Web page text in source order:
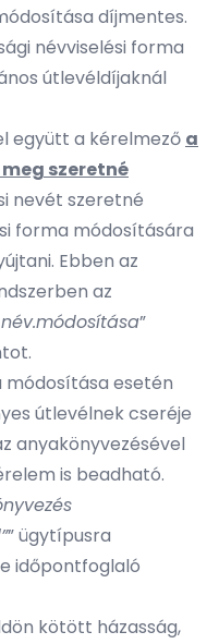
díjmentes.
névviselési forma
útlevéldíjaknál
együtt a kérelmező a
szeretné
nevét szeretné
forma módosítására
Ebben az
az
”
módosítása esetén
útlevélnek cseréje
anyakönyvezésével
is beadható.
” ügytípusra
időpontfoglaló
kötött házasság,